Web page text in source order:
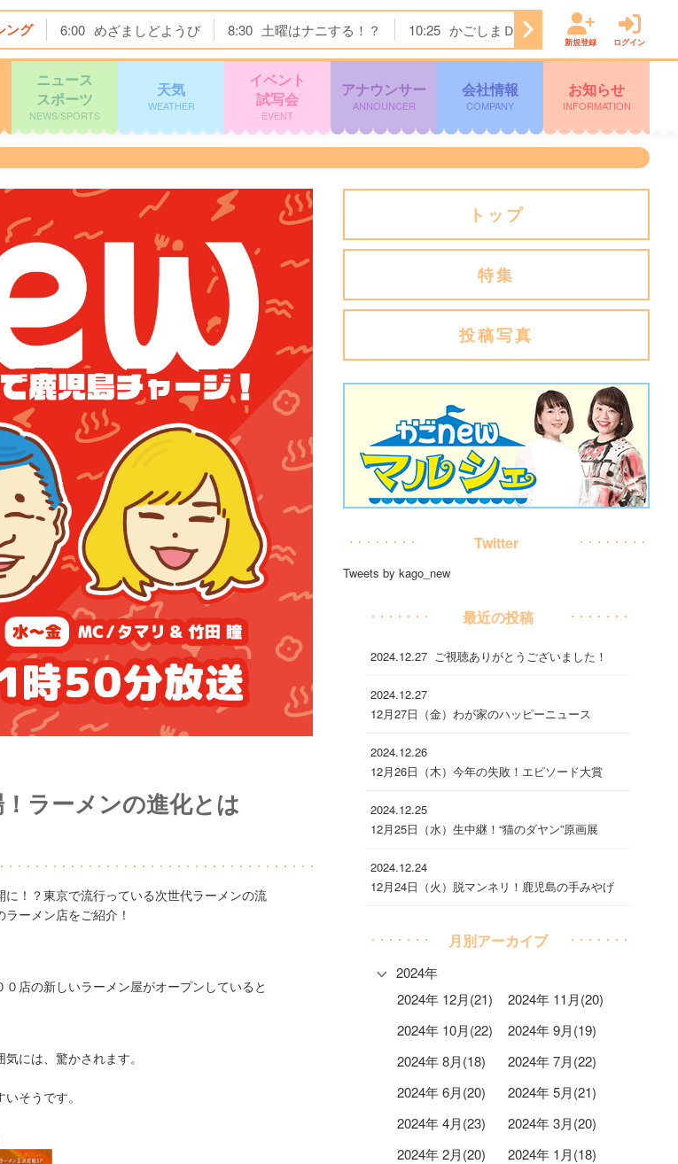
ング 6:00 めざましどようび 8:30 土曜はナニする！？ 10:25 かごしまＤＯ！ 11:15 テレビシ
新規登録 ログイン
ニュース
スポーツ
NEWS/SPORTS
天気
WEATHER
イベント
試写会
EVENT
アナウンサー
ANNOUNCER
会社情報
COMPANY
お知らせ
INFORMATION
ラーメンの進化とは
！？東京で流行っている次世代ラーメンの流
ーメン店をご紹介！
店の新しいラーメン屋がオープンしていると
には、驚かされます。
そうです。
トップ
特集
投稿写真
Twitter
Tweets by kago_new
最近の投稿
2024.12.27 ご視聴ありがとうございました！
2024.12.27
12月27日（金）わが家のハッピーニュース
2024.12.26
12月26日（木）今年の失敗！エピソード大賞
2024.12.25
12月25日（水）生中継！“猫のダヤン”原画展
2024.12.24
12月24日（火）脱マンネリ！鹿児島の手みやげ
月別アーカイブ
2024年
2024年 12月(21)
2024年 11月(20)
2024年 10月(22)
2024年 9月(19)
2024年 8月(18)
2024年 7月(22)
2024年 6月(20)
2024年 5月(21)
2024年 4月(23)
2024年 3月(20)
2024年 2月(20)
2024年 1月(18)